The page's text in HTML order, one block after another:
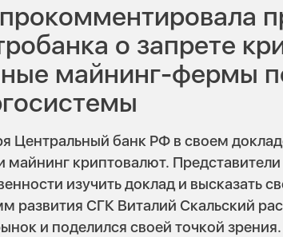
о запрете
майнинг-фермы
Центральный банк РФ в своем
майнинг криптовалют.
изучить доклад и высказать
развития СГК Виталий Скальский
и поделился своей точкой зрения.